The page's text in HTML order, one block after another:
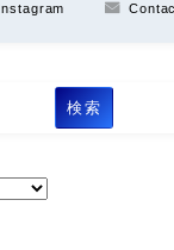
Instagram
検索